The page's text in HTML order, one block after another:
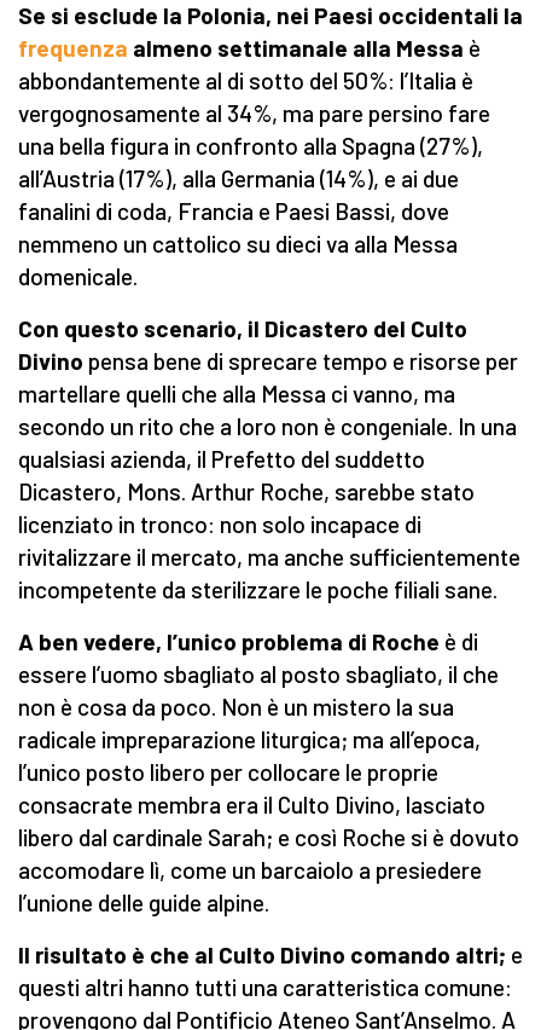
Se si esclude la Polonia, nei Paesi occidentali la
frequenza almeno settimanale alla Messa è
abbondantemente al di sotto del 50%: l’Italia è
vergognosamente al 34%, ma pare persino fare
una bella figura in confronto alla Spagna (27%),
all’Austria (17%), alla Germania (14%), e ai due
fanalini di coda, Francia e Paesi Bassi, dove
nemmeno un cattolico su dieci va alla Messa
domenicale.
Con questo scenario, il Dicastero del Culto
Divino pensa bene di sprecare tempo e risorse per
martellare quelli che alla Messa ci vanno, ma
secondo un rito che a loro non è congeniale. In una
qualsiasi azienda, il Prefetto del suddetto
Dicastero, Mons. Arthur Roche, sarebbe stato
licenziato in tronco: non solo incapace di
rivitalizzare il mercato, ma anche sufficientemente
incompetente da sterilizzare le poche filiali sane.
A ben vedere, l’unico problema di Roche è di
essere l’uomo sbagliato al posto sbagliato, il che
non è cosa da poco. Non è un mistero la sua
radicale impreparazione liturgica; ma all’epoca,
l’unico posto libero per collocare le proprie
consacrate membra era il Culto Divino, lasciato
libero dal cardinale Sarah; e così Roche si è dovuto
accomodare lì, come un barcaiolo a presiedere
l’unione delle guide alpine.
Il risultato è che al Culto Divino comando altri; e
questi altri hanno tutti una caratteristica comune:
provengono dal Pontificio Ateneo Sant’Anselmo. A